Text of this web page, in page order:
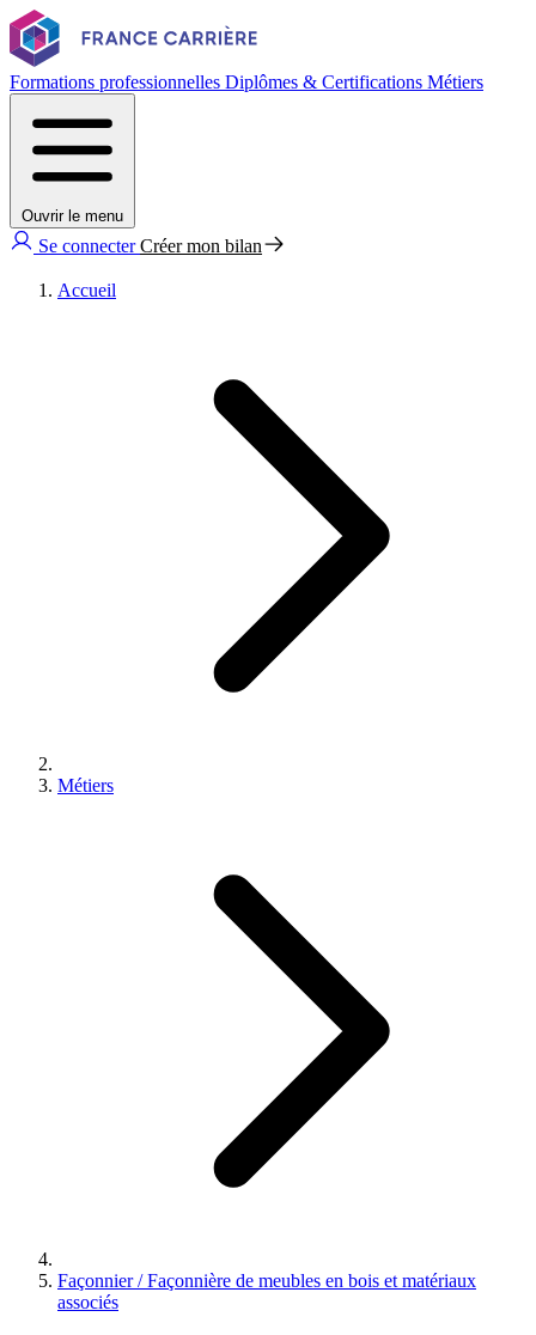
Formations professionnelles Diplômes & Certifications Métiers
Ouvrir le menu
Se connecterCréer mon bilan
Accueil
Métiers
Façonnier / Façonnière de meubles en bois et matériaux
associés